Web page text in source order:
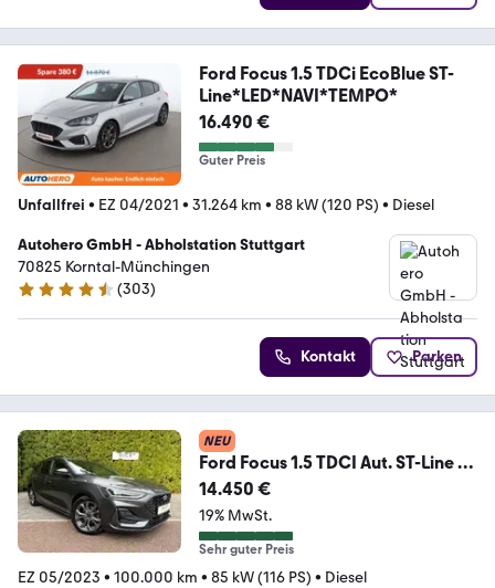
Ford Focus 1.5 TDCi EcoBlue ST-
Line*LED*NAVI*TEMPO*
16.490 €
Guter Preis
Unfallfrei • EZ 04/2021 • 31.264 km • 88 kW (120 PS) • Diesel
Autohero GmbH - Abholstation Stuttgart
70825 Korntal-Münchingen
4.4 Sterne
(303)
Kontakt Parken
NEU
Ford Focus 1.5 TDCI Aut. ST-Line X
MATRIX+AHK+KAM+NAV
14.450 €
19% MwSt.
Sehr guter Preis
EZ 05/2023 • 100.000 km • 85 kW (116 PS) • Diesel